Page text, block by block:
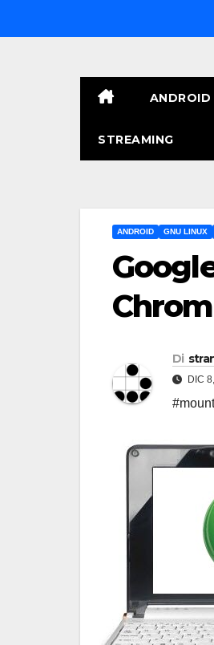
al
ANDROID
STREAMING
ANDROID GNU LINUX
Di
DIC